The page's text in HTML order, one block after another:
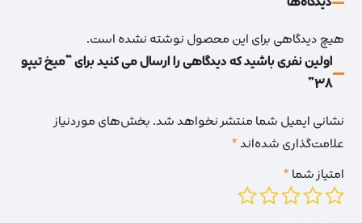
هیچ دیدگاهی برای این محصول نوشته نشده است.
اولین نفری باشید که دیدگاهی را ارسال می کنید برای “میخ تیپو
38”
نشانی ایمیل شما منتشر نخواهد شد.بخش‌های موردنیاز
علامت‌گذاری شده‌اند*
امتیاز شما*